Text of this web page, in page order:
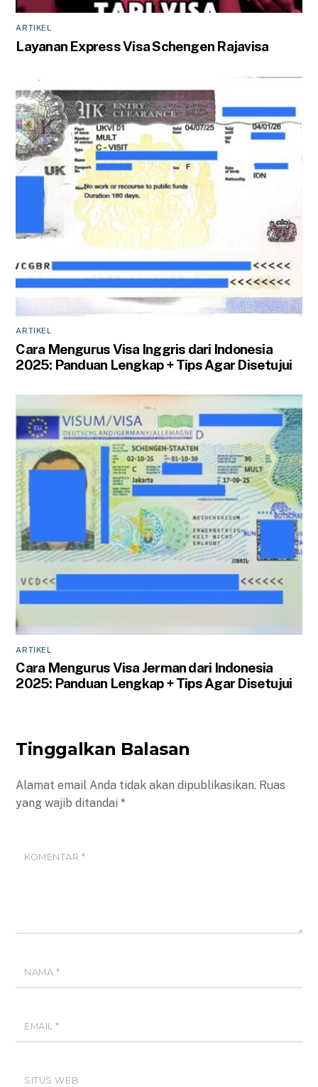
ARTIKEL
Layanan Express Visa Schengen Rajavisa
ARTIKEL
Cara Mengurus Visa Inggris dari Indonesia
2025: Panduan Lengkap + Tips Agar Disetujui
ARTIKEL
Cara Mengurus Visa Jerman dari Indonesia
2025: Panduan Lengkap + Tips Agar Disetujui
Tinggalkan Balasan
Alamat email Anda tidak akan dipublikasikan. Ruas
yang wajib ditandai*
KOMENTAR*
NAMA *
EMAIL*
SITUS WEB